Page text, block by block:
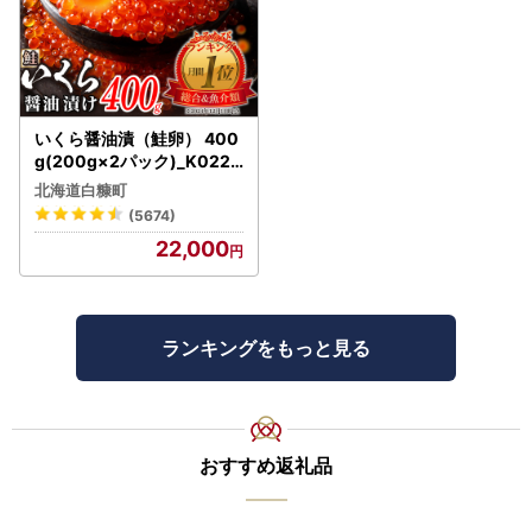
いくら醤油漬（鮭卵） 400
g(200g×2パック)_K022-
1676
北海道白糠町
(5674)
22,000
ランキングをもっと見る
おすすめ返礼品